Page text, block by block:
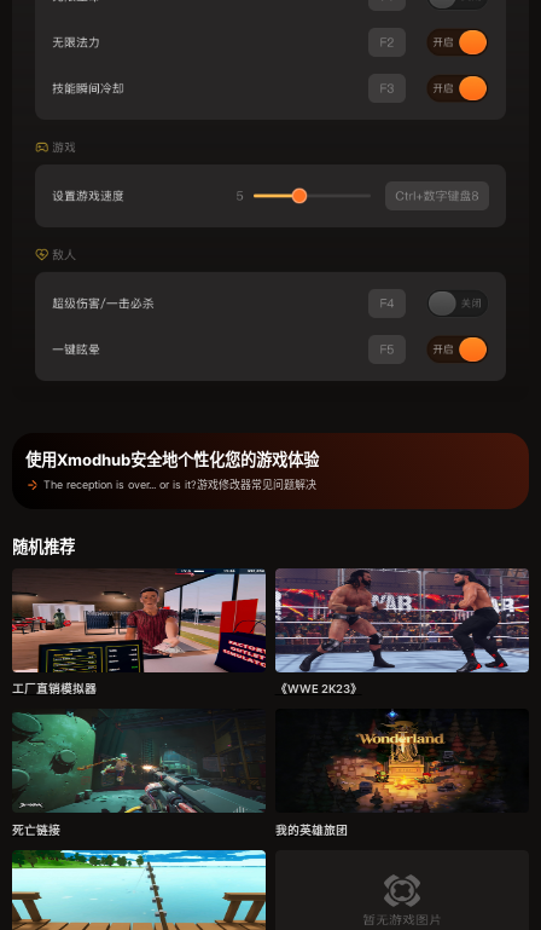
使用Xmodhub安全地个性化您的游戏体验
The reception is over... or is it?游戏修改器常见问题解决
随机推荐
工厂直销模拟器 《WWE 2K23》
死亡链接 我的英雄旅团